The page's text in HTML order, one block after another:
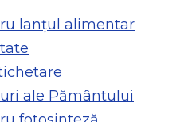
lanțul alimentar
ale Pământului